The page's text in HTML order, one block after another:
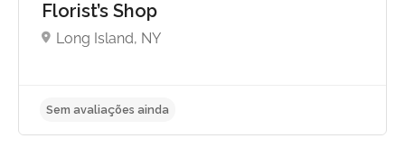
Florist’s Shop
Long Island, NY